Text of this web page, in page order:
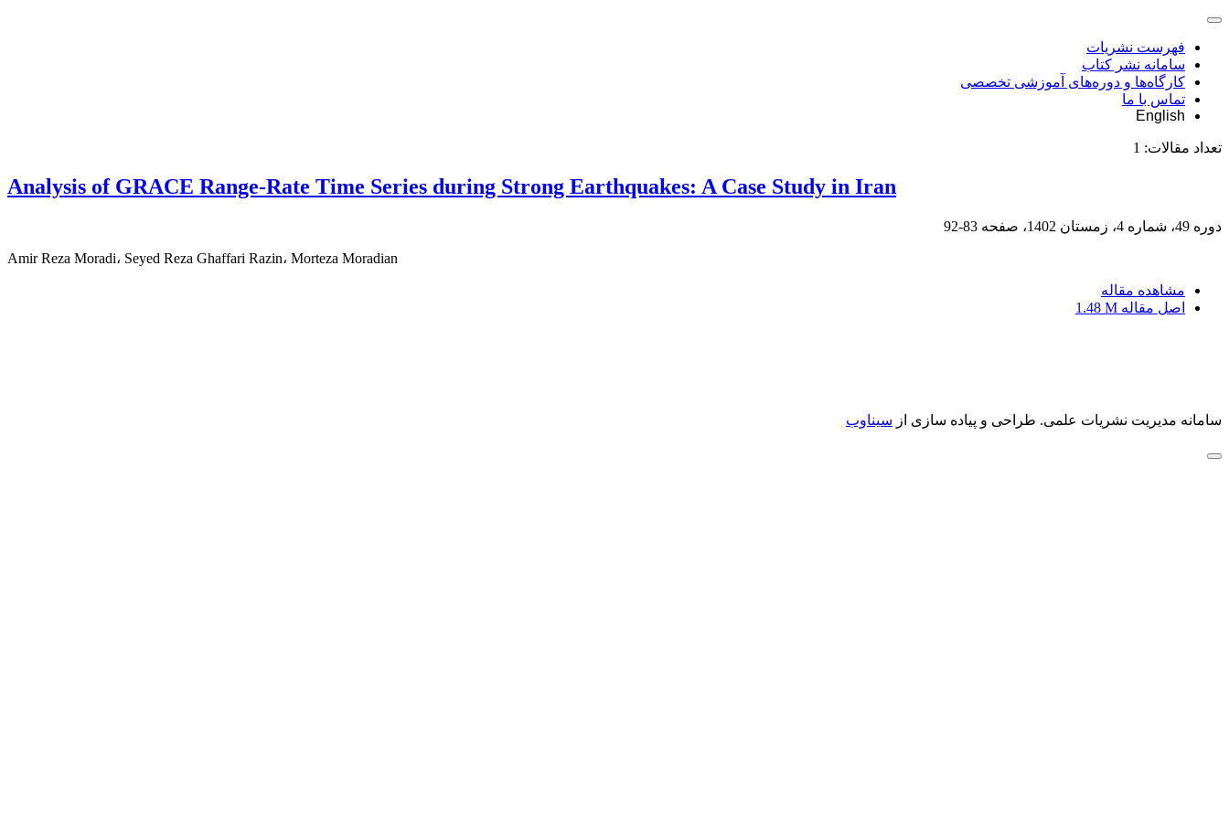
فهرست نشریات
سامانه نشر کتاب
کارگاه‌ها و دوره‌های آموزشی تخصصی
تماس با ما
English
تعداد مقالات: 1
Analysis of GRACE Range-Rate Time Series during Strong Earthquakes: A Case Study in Iran
دوره 49، شماره 4، زمستان 1402، صفحه 83-92
Amir Reza Moradi، Seyed Reza Ghaffari Razin، Morteza Moradian
مشاهده مقاله
اصل مقاله 1.48 M
سامانه مدیریت نشریات علمی. طراحی و پیاده سازی از سیناوب